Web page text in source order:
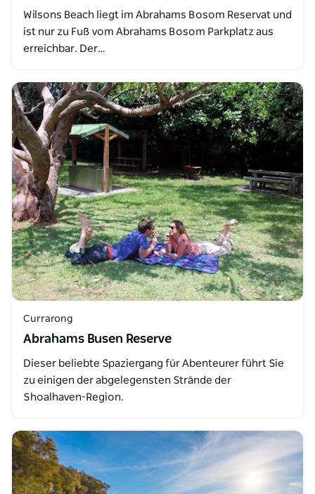
Wilsons Beach liegt im Abrahams Bosom Reservat und
ist nur zu Fuß vom Abrahams Bosom Parkplatz aus
erreichbar. Der…
Currarong
Abrahams Busen Reserve
Dieser beliebte Spaziergang für Abenteurer führt Sie
zu einigen der abgelegensten Strände der
Shoalhaven-Region.